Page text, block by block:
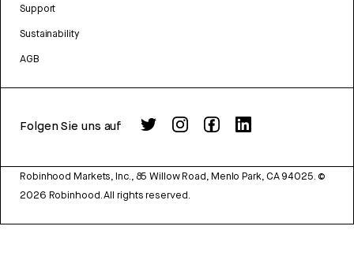
Support
Sustainability
AGB
Folgen Sie uns auf
Robinhood Markets, Inc., 85 Willow Road, Menlo Park, CA 94025. ©
2026 Robinhood. All rights reserved.